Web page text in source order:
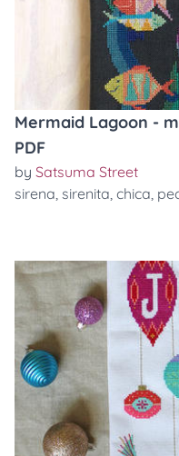
Mermaid Lagoon -
PDF
by Satsuma Street
sirena, sirenita, chica,